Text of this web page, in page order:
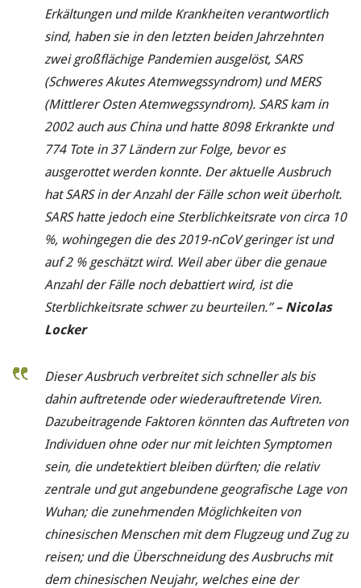
Erkältungen und milde Krankheiten verantwortlich
sind, haben sie in den letzten beiden Jahrzehnten
zwei großflächige Pandemien ausgelöst, SARS
(Schweres Akutes Atemwegssyndrom) und MERS
(Mittlerer Osten Atemwegssyndrom). SARS kam in
2002 auch aus China und hatte 8098 Erkrankte und
774 Tote in 37 Ländern zur Folge, bevor es
ausgerottet werden konnte. Der aktuelle Ausbruch
hat SARS in der Anzahl der Fälle schon weit überholt.
SARS hatte jedoch eine Sterblichkeitsrate von circa 10
%, wohingegen die des 2019-nCoV geringer ist und
auf 2 % geschätzt wird. Weil aber über die genaue
Anzahl der Fälle noch debattiert wird, ist die
Sterblichkeitsrate schwer zu beurteilen.”– Nicolas
Locker
Dieser Ausbruch verbreitet sich schneller als bis
dahin auftretende oder wiederauftretende Viren.
Dazubeitragende Faktoren könnten das Auftreten von
Individuen ohne oder nur mit leichten Symptomen
sein, die undetektiert bleiben dürften; die relativ
zentrale und gut angebundene geografische Lage von
Wuhan; die zunehmenden Möglichkeiten von
chinesischen Menschen mit dem Flugzeug und Zug zu
reisen; und die Überschneidung des Ausbruchs mit
dem chinesischen Neujahr, welches eine der